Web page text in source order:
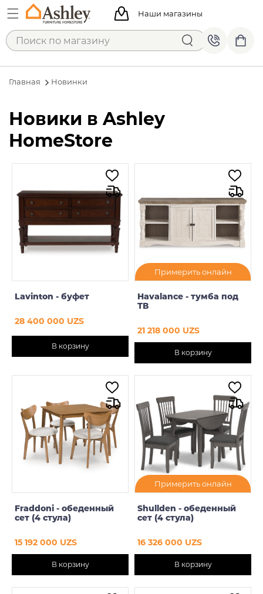
Наши магазины
Главная Новинки
Новики в Ashley
HomeStore
Lavinton - буфет
28 400 000 UZS
В корзину
Примерить онлайн
Havalance - тумба под
ТВ
21 218 000 UZS
В корзину
Fraddoni - обеденный
сет (4 стула)
15 192 000 UZS
В корзину
Примерить онлайн
Shullden - обеденный
сет (4 стула)
16 326 000 UZS
В корзину